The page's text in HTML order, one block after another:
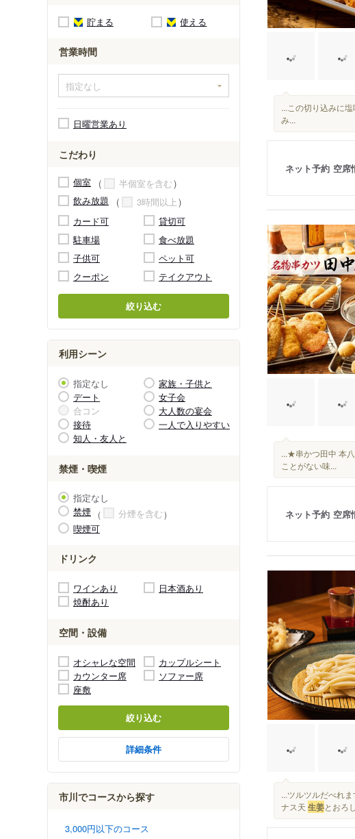
貯まる 使える
営業時間
日曜営業あり
こだわり
個室
半個室を含む
飲み放題
3時間以上
カード可
貸切可
駐車場
食べ放題
子供可
ペット可
クーポン
テイクアウト
絞り込む
利用シーン
指定なし
家族・子供と
デート
女子会
合コン
大人数の宴会
接待
一人で入りやすい
知人・友人と
禁煙・喫煙
指定なし
禁煙
分煙を含む
喫煙可
ドリンク
ワインあり
日本酒あり
焼酎あり
空間・設備
オシャレな空間
カップルシート
カウンター席
ソファー席
座敷
絞り込む
詳細条件
市川でコースから探す
3,000円以下のコース
...この切り込みに
み...
ネット予約 空席
...★串かつ田中 本
ことがない味...
ネット予約 空席
...ツルツルだべれ
ナス天 生姜とおろ